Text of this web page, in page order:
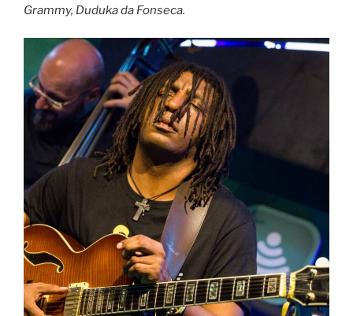
Grammy, Duduka da Fonseca.